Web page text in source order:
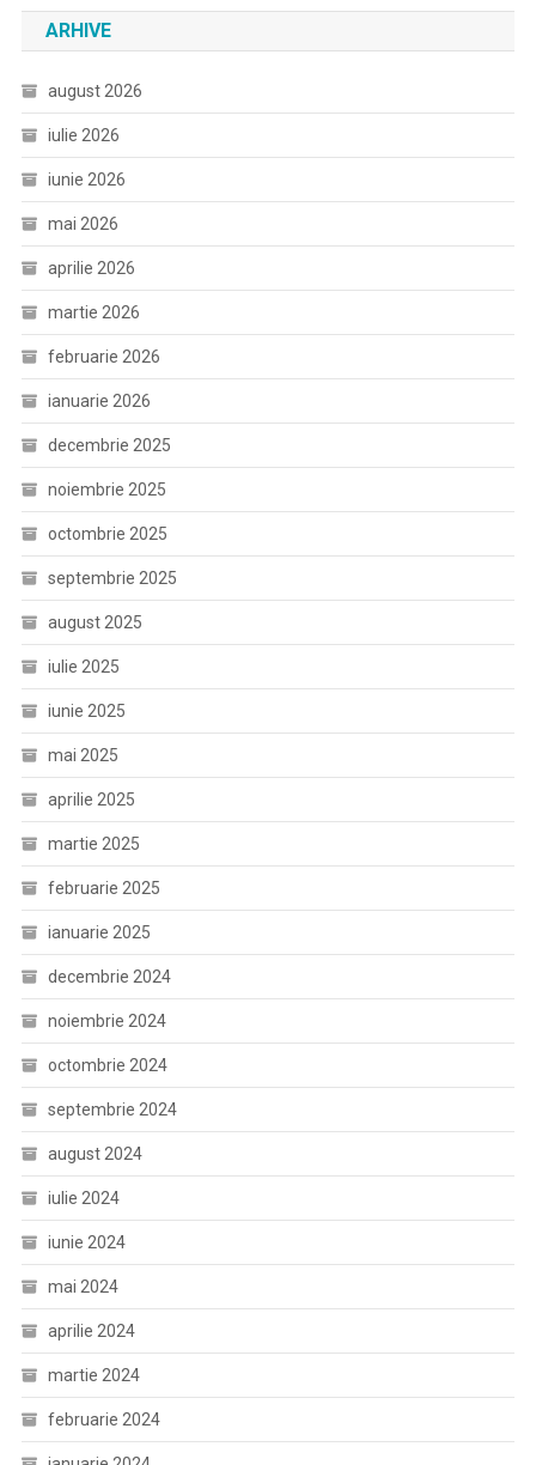
ARHIVE
august 2026
iulie 2026
iunie 2026
mai 2026
aprilie 2026
martie 2026
februarie 2026
ianuarie 2026
decembrie 2025
noiembrie 2025
octombrie 2025
septembrie 2025
august 2025
iulie 2025
iunie 2025
mai 2025
aprilie 2025
martie 2025
februarie 2025
ianuarie 2025
decembrie 2024
noiembrie 2024
octombrie 2024
septembrie 2024
august 2024
iulie 2024
iunie 2024
mai 2024
aprilie 2024
martie 2024
februarie 2024